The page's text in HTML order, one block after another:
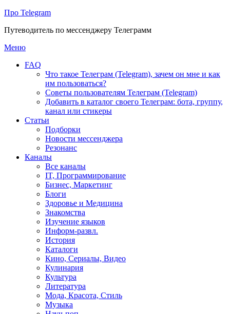
Про Telegram
Путеводитель по мессенджеру Телеграмм
Перейти
содержимому
Меню
FAQ
Что такое Телеграм (Telegram), зачем он мне и как
им пользоваться?
Советы пользователям Телеграм (Telegram)
Добавить в каталог своего Телеграм: бота, группу,
канал или стикеры
Статьи
Подборки
Новости мессенджера
Резонанс
Каналы
Все каналы
IT, Программирование
Бизнес, Маркетинг
Блоги
Здоровье и Медицина
Знакомства
Изучение языков
Информ-развл.
История
Каталоги
Кино, Сериалы, Видео
Кулинария
Культура
Литература
Мода, Красота, Стиль
Музыка